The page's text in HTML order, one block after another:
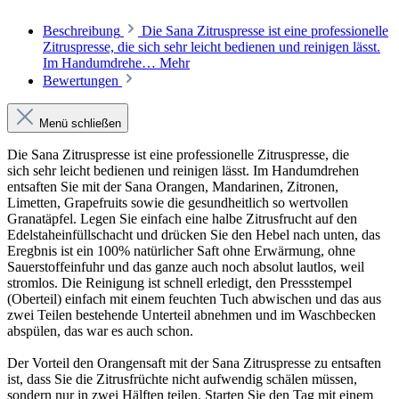
Beschreibung
Die Sana Zitruspresse ist eine professionelle
Zitruspresse, die sich sehr leicht bedienen und reinigen lässt.
Im Handumdrehe… Mehr
Bewertungen
Menü schließen
Die Sana Zitruspresse ist eine professionelle Zitruspresse, die
sich sehr leicht bedienen und reinigen lässt. Im Handumdrehen
entsaften Sie mit der Sana Orangen, Mandarinen, Zitronen,
Limetten, Grapefruits sowie die gesundheitlich so wertvollen
Granatäpfel. Legen Sie einfach eine halbe Zitrusfrucht auf den
Edelstaheinfüllschacht und drücken Sie den Hebel nach unten, das
Eregbnis ist ein 100% natürlicher Saft ohne Erwärmung, ohne
Sauerstoffeinfuhr und das ganze auch noch absolut lautlos, weil
stromlos. Die Reinigung ist schnell erledigt, den Pressstempel
(Oberteil) einfach mit einem feuchten Tuch abwischen und das aus
zwei Teilen bestehende Unterteil abnehmen und im Waschbecken
abspülen, das war es auch schon.
Der Vorteil den Orangensaft mit der Sana Zitruspresse zu entsaften
ist, dass Sie die Zitrusfrüchte nicht aufwendig schälen müssen,
sondern nur in zwei Hälften teilen. Starten Sie den Tag mit einem